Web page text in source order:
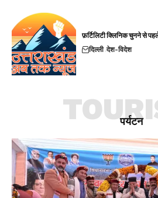
फ़र्टिलिटी क्लिनिक चुनने से
दिल्ली देश-विदेश
पर्यटन